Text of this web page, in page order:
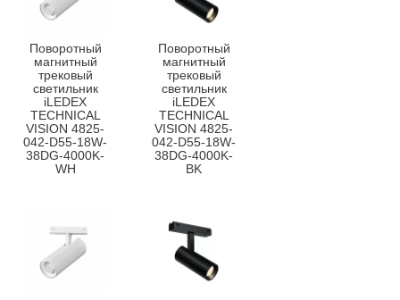
Поворотный
магнитный
трековый
светильник
iLEDEX
TECHNICAL
VISION 4825-
042-D55-18W-
38DG-4000K-
WH
Поворотный
магнитный
трековый
светильник
iLEDEX
TECHNICAL
VISION 4825-
042-D55-18W-
38DG-4000K-
BK